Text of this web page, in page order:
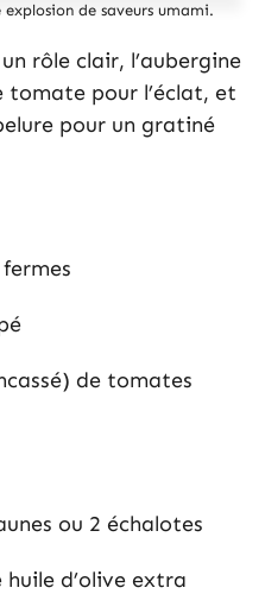
de saveurs umami.
rôle clair, l’aubergine
tomate pour l’éclat, et
pour un gratiné
de tomates
ou 2 échalotes
huile d’olive extra